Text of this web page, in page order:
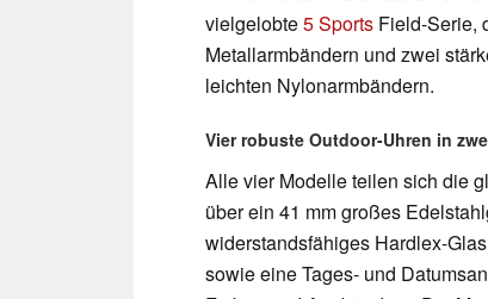
vielgelobte5 Sports Field-Serie,
Metallarmbändern und zwei
leichten Nylonarmbändern.
Vier robuste Outdoor-Uhren in
Alle vier Modelle teilen sich die
über ein 41 mm großes
widerstandsfähiges Hardlex-
sowie eine Tages- und